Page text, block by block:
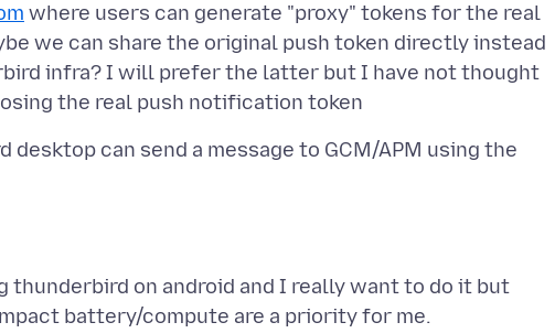
where users can generate "proxy" tokens for the real
we can share the original push token directly instead
infra? I will prefer the latter but I have not thought
can send a message to GCM/APM using the
thunderbird on android and I really want to do it but